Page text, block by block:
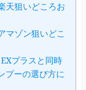
天狙いどころお
マゾン狙いどこ
プラスと同時
プーの選び方に